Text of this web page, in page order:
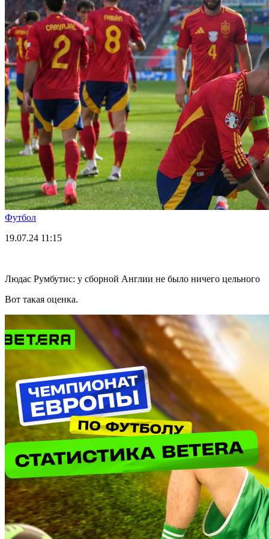
Футбол
19.07.24 11:15
Людас Румбутис: у сборной Англии не было ничего цельного
Вот такая оценка.